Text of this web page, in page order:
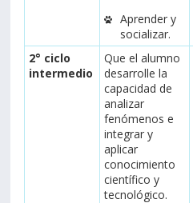
Aprender y
socializar.
2° ciclo
intermedio
Que el alumno
desarrolle la
capacidad de
analizar
fenómenos e
integrar y
aplicar
conocimiento
científico y
tecnológico.